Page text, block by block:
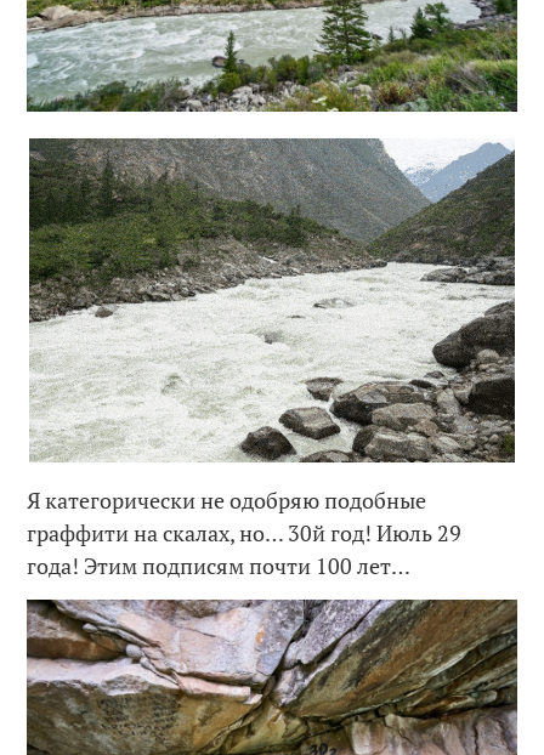
Я категорически не одобряю подобные
граффити на скалах, но… 30й год! Июль 29
года! Этим подписям почти 100 лет…